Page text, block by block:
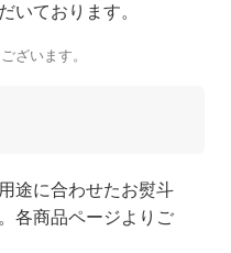
いております。
ざいます。
途に合わせたお熨斗
各商品ページよりご